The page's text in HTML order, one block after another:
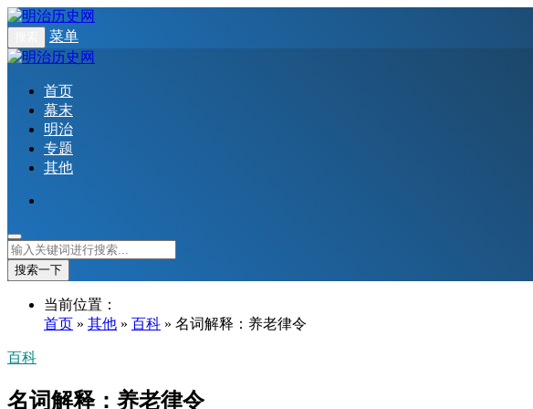
菜单
首页
幕末
明治
专题
其他
搜索一下
当前位置：
首页 » 其他 » 百科 » 名词解释：养老律令
百科
名词解释：养老律令